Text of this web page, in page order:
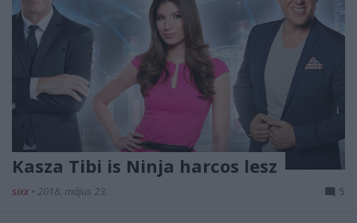
Kasza Tibi is Ninja harcos lesz
sixx • 2018. május 23. 5